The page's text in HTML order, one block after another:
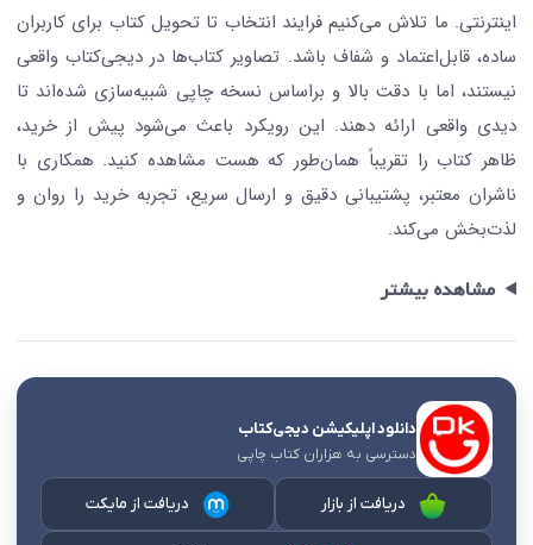
اینترنتی. ما تلاش می‌کنیم فرایند انتخاب تا تحویل کتاب برای کاربران
ساده، قابل‌اعتماد و شفاف باشد. تصاویر کتاب‌ها در دیجی‌کتاب واقعی
نیستند، اما با دقت بالا و براساس نسخه چاپی شبیه‌سازی شده‌اند تا
دیدی واقعی ارائه دهند. این رویکرد باعث می‌شود پیش از خرید،
ظاهر کتاب را تقریباً همان‌طور که هست مشاهده کنید. همکاری با
ناشران معتبر، پشتیبانی دقیق و ارسال سریع، تجربه خرید را روان و
لذت‌بخش می‌کند.
مشاهده بیشتر
دانلود اپلیکیشن دیجی‌کتاب
دسترسی به هزاران کتاب چاپی
دریافت از بازار دریافت از مایکت